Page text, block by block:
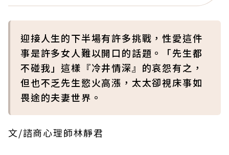
迎接人生的下半場有許多挑戰，性愛這件
事是許多女人難以開口的話題。「先生都
不碰我」這樣『冷井情深』的哀怨有之，
但也不乏先生慾火高漲，太太卻視床事如
畏途的夫妻世界。
文/諮商心理師林靜君